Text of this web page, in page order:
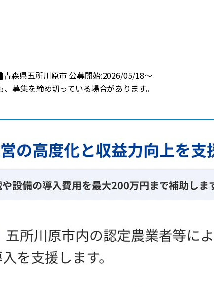
青森県五所川原市 公募開始:2026/05/18～
募集を締め切っている場合があります。